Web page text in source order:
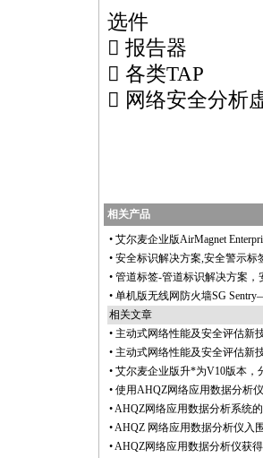
选件
 报告器
 各类TAP
 网络安全分析
相关产品
• 艾尔麦企业版AirMagnet
• 安全标识解决方案,安全警示标
• 管道标签-管道标识解决方案，
• 单机版无线网防火墙SG
相关文章
• 主动式网络性能及安全评估新
• 主动式网络性能及安全评估新
• 艾尔麦企业版升*为V10版本，
• 使用AHQZ网络应用数据分析
•AHQZ网络应用数据分析系统
•AHQZ 网络应用数据分析仪入
•AHQZ网络应用数据分析仪获